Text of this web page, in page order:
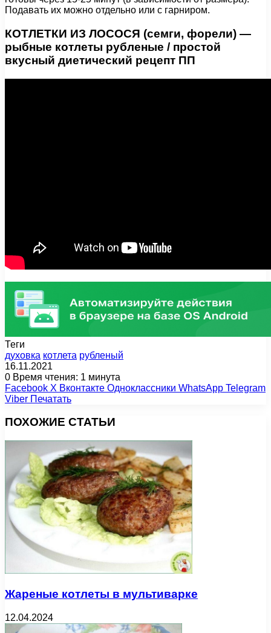
Подавать их можно отдельно или с гарниром.
КОТЛЕТКИ ИЗ ЛОСОСЯ (семги, форели) —
рыбные котлеты рубленые / простой
вкусный диетический рецепт ПП
Теги
духовка котлета рубленый
16.11.2021
0 Время чтения: 1 минута
Facebook X Вконтакте Одноклассники WhatsApp Telegram
Viber Печатать
ПОХОЖИЕ СТАТЬИ
Жареные котлеты в мультиварке
12.04.2024